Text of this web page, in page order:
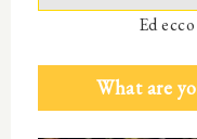
Ed
What are